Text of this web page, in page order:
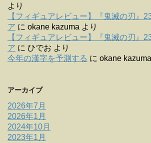
より
【フィギュアレビュー】『鬼滅の刃』
ア に okane kazuma より
【フィギュアレビュー】『鬼滅の刃』
ア に ひでお より
今年の漢字を予測する に okane kazuma
アーカイブ
2026年7月
2026年1月
2024年10月
2023年1月